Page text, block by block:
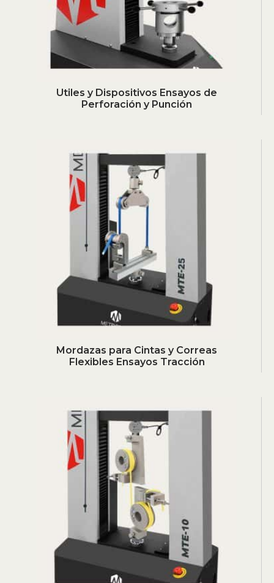
Utiles y Dispositivos Ensayos de
Perforación y Punción
Mordazas para Cintas y Correas
Flexibles Ensayos Tracción